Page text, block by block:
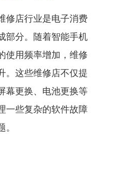
修店行业是电子消费
部分。随着智能手机
使用频率增加，维修
。这些维修店不仅提
幕更换、电池更换等
一些复杂的软件故障